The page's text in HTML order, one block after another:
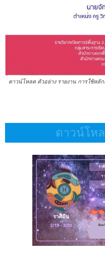
ดาวน์โหลด ตัวอย่าง รายงาน การใช้ห
ดาวน์โห